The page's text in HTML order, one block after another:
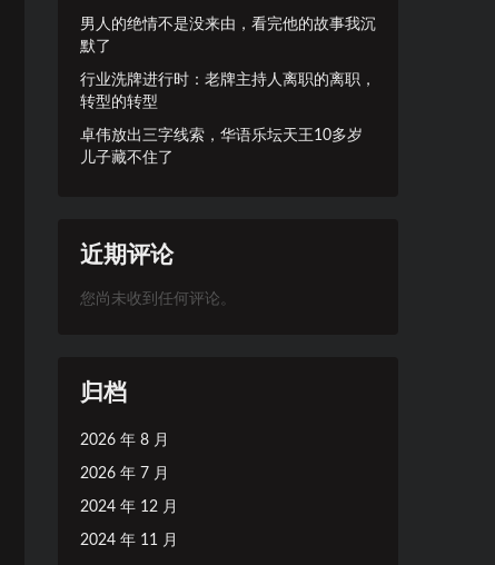
男人的绝情不是没来由，看完他的故事我沉
默了
行业洗牌进行时：老牌主持人离职的离职，
转型的转型
卓伟放出三字线索，华语乐坛天王10多岁
儿子藏不住了
近期评论
您尚未收到任何评论。
归档
2026 年 8 月
2026 年 7 月
2024 年 12 月
2024 年 11 月